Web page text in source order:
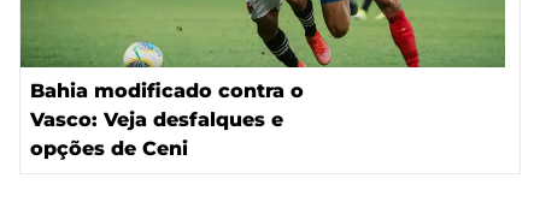
Bahia modificado contra o
Vasco: Veja desfalques e
opções de Ceni